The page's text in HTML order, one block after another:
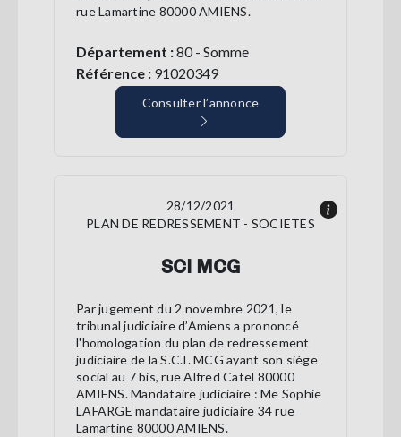
rue Lamartine 80000 AMIENS.
Département :80 - Somme
Référence : 91020349
Consulter l’annonce
28/12/2021
PLAN DE REDRESSEMENT - SOCIETES
SCI MCG
Par jugement du 2 novembre 2021, le
tribunal judiciaire d’Amiens a prononcé
l'homologation du plan de redressement
judiciaire de la S.C.I. MCG ayant son siège
social au 7 bis, rue Alfred Catel 80000
AMIENS. Mandataire judiciaire : Me Sophie
LAFARGE mandataire judiciaire 34 rue
Lamartine 80000 AMIENS.